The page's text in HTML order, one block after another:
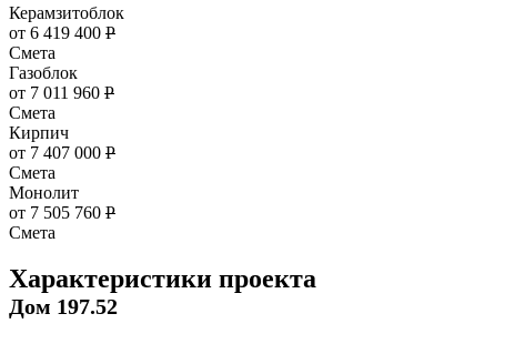
Керамзитоблок
от 6 419 400 Р
Смета
Газоблок
от 7 011 960 Р
Смета
Кирпич
от 7 407 000 Р
Смета
Монолит
от 7 505 760 Р
Смета
Характеристики проекта
Дом 197.52